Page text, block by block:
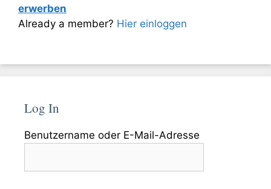
erwerben
Already a member? Hier einloggen
Log In
Benutzername oder E-Mail-Adresse